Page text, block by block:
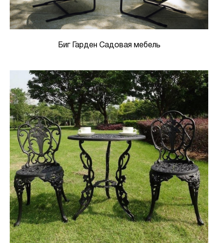
Биг Гарден Садовая мебель